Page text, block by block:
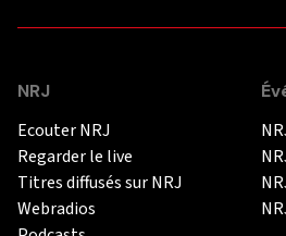
NRJ
Ecouter NRJ
Regarder le live
Titres diffusés sur NRJ
Webradios